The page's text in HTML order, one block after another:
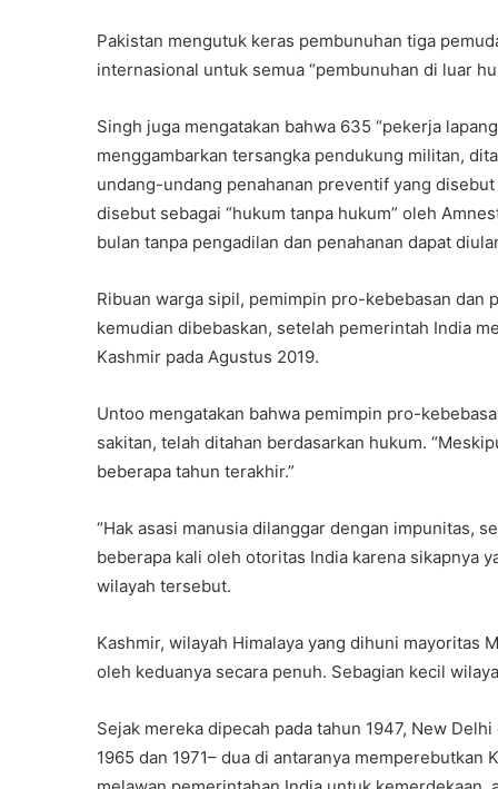
Pakistan mengutuk keras pembunuhan tiga
internasional untuk semua “pembunuhan di luar
Singh juga mengatakan bahwa 635 “pekerja
menggambarkan tersangka pendukung militan,
undang-undang penahanan preventif yang
disebut sebagai “hukum tanpa hukum” oleh
bulan tanpa pengadilan dan penahanan dapat
Ribuan warga sipil, pemimpin pro-kebebasan
kemudian dibebaskan, setelah pemerintah India
Kashmir pada Agustus 2019.
Untoo mengatakan bahwa pemimpin pro-
sakitan, telah ditahan berdasarkan hukum.
beberapa tahun terakhir.”
“Hak asasi manusia dilanggar dengan impunitas,
beberapa kali oleh otoritas India karena sikapnya
wilayah tersebut.
Kashmir, wilayah Himalaya yang dihuni mayoritas
oleh keduanya secara penuh. Sebagian kecil
Sejak mereka dipecah pada tahun 1947, New
1965 dan 1971– dua di antaranya